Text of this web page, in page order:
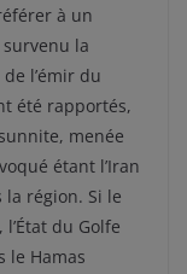
à un
la
l’émir du
été rapportés,
menée
étant l’Iran
région. Si le
du Golfe
le Hamas